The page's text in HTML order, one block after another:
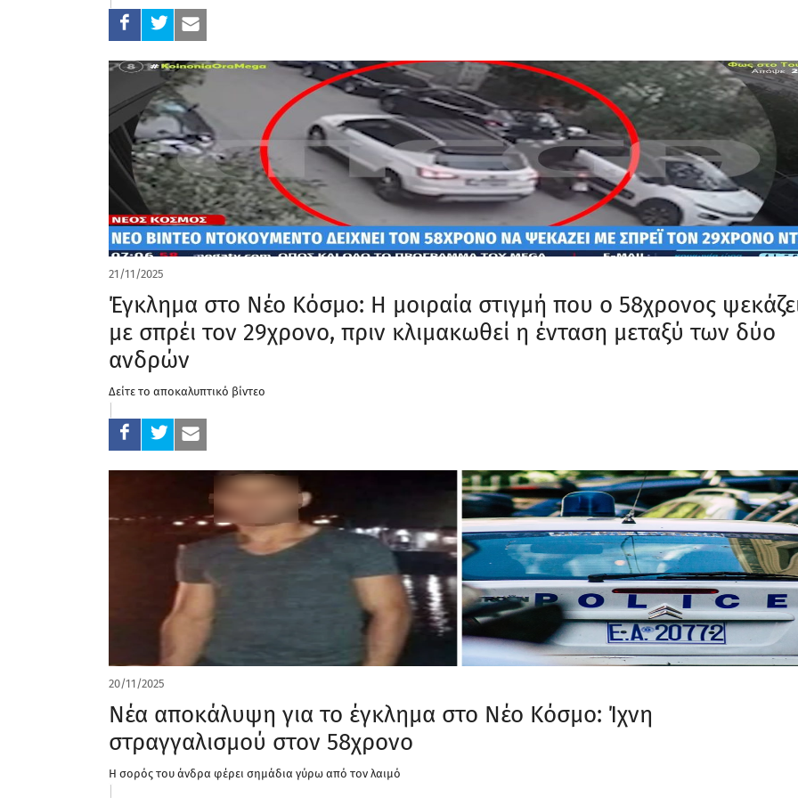
21/11/2025
Έγκλημα στο Νέο Κόσμο: Η μοιραία στιγμή που ο 58χρονος
με σπρέι τον 29χρονο, πριν κλιμακωθεί η ένταση μεταξύ των δύο
ανδρών
Δείτε το αποκαλυπτικό βίντεο
20/11/2025
Νέα αποκάλυψη για το έγκλημα στο Νέο Κόσμο: Ίχνη
στραγγαλισμού στον 58χρονο
Η σορός του άνδρα φέρει σημάδια γύρω από τον λαιμό